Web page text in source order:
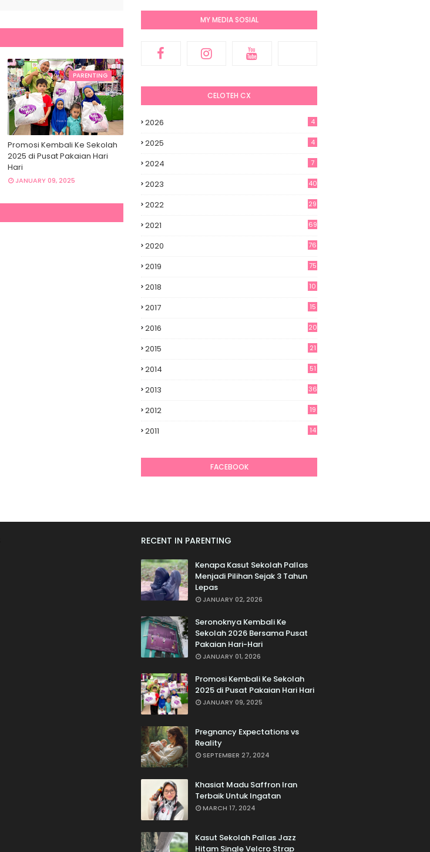
PARENTING
Promosi Kembali Ke Sekolah
2025 di Pusat Pakaian Hari
Hari
JANUARY 09, 2025
MY MEDIA SOSIAL
CELOTEH CX
2026 4
2025 4
2024 7
2023 40
2022 29
2021 69
2020 76
2019 75
2018 10
2017 15
2016 20
2015 21
2014 51
2013 36
2012
19
2011
14
FACEBOOK
RECENT IN PARENTING
Kenapa Kasut Sekolah Pallas
Menjadi Pilihan Sejak 3 Tahun
Lepas
JANUARY 02, 2026
Seronoknya Kembali Ke
Sekolah 2026 Bersama Pusat
Pakaian Hari-Hari
JANUARY 01, 2026
Promosi Kembali Ke Sekolah
2025 di Pusat Pakaian Hari Hari
JANUARY 09, 2025
Pregnancy Expectations vs
Reality
SEPTEMBER 27, 2024
Khasiat Madu Saffron Iran
Terbaik Untuk Ingatan
MARCH 17, 2024
Kasut Sekolah Pallas Jazz
Hitam Single Velcro Strap